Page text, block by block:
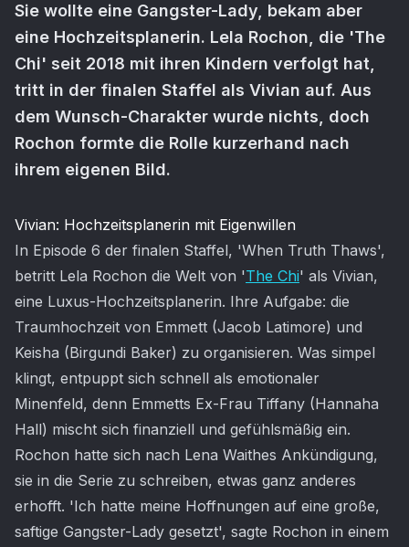
Sie wollte eine Gangster-Lady, bekam aber
eine Hochzeitsplanerin. Lela Rochon, die 'The
Chi' seit 2018 mit ihren Kindern verfolgt hat,
tritt in der finalen Staffel als Vivian auf. Aus
dem Wunsch-Charakter wurde nichts, doch
Rochon formte die Rolle kurzerhand nach
ihrem eigenen Bild.
Artikel-Inhalt
Vivian: Hochzeitsplanerin mit Eigenwillen
In Episode 6 der finalen Staffel, 'When Truth Thaws',
betritt Lela Rochon die Welt von 'The Chi' als Vivian,
eine Luxus-Hochzeitsplanerin. Ihre Aufgabe: die
Traumhochzeit von Emmett (Jacob Latimore) und
Keisha (Birgundi Baker) zu organisieren. Was simpel
klingt, entpuppt sich schnell als emotionaler
Minenfeld, denn Emmetts Ex-Frau Tiffany (Hannaha
Hall) mischt sich finanziell und gefühlsmäßig ein.
Rochon hatte sich nach Lena Waithes Ankündigung,
sie in die Serie zu schreiben, etwas ganz anderes
erhofft. 'Ich hatte meine Hoffnungen auf eine große,
saftige Gangster-Lady gesetzt', sagte Rochon in einem